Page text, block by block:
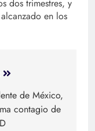
dos trimestres, y
en los
de México,
contagio de